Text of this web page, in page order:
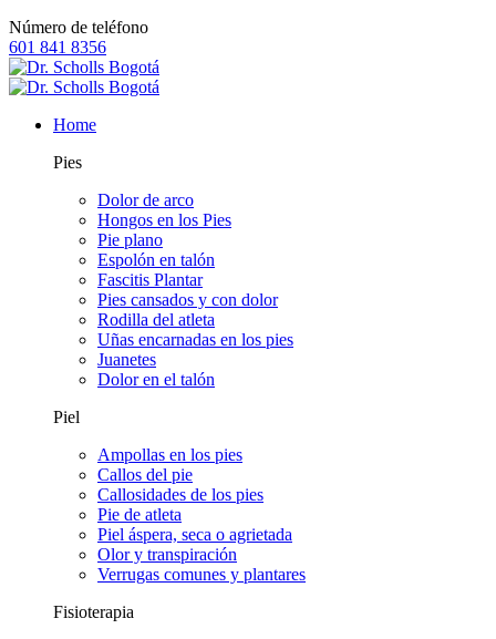
Número de teléfono
601 841 8356
Home
Pies
Dolor de arco
Hongos en los Pies
Pie plano
Espolón en talón
Fascitis Plantar
Pies cansados y con dolor
Rodilla del atleta
Uñas encarnadas en los pies
Juanetes
Dolor en el talón
Piel
Ampollas en los pies
Callos del pie
Callosidades de los pies
Pie de atleta
Piel áspera, seca o agrietada
Olor y transpiración
Verrugas comunes y plantares
Fisioterapia